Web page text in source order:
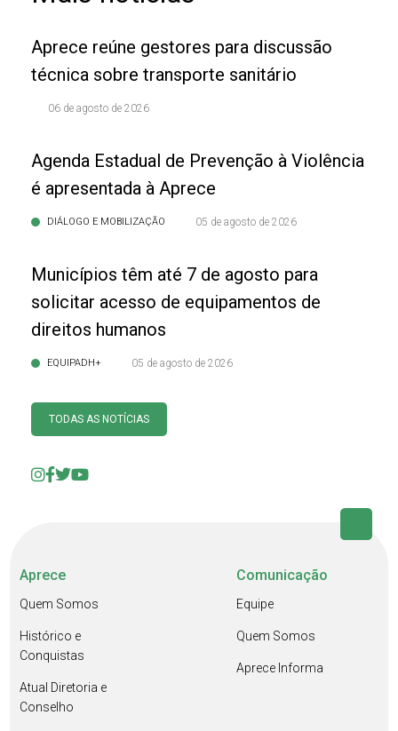
Aprece reúne gestores para discussão
técnica sobre transporte sanitário
06 de agosto de 2026
Agenda Estadual de Prevenção à Violência
é apresentada à Aprece
DIÁLOGO E MOBILIZAÇÃO 05 de agosto de 2026
Municípios têm até 7 de agosto para
solicitar acesso de equipamentos de
direitos humanos
EQUIPADH+ 05 de agosto de 2026
TODAS AS NOTÍCIAS
Aprece
Quem Somos
Histórico e
Conquistas
Atual Diretoria e
Conselho
Comunicação
Equipe
Quem Somos
Aprece Informa